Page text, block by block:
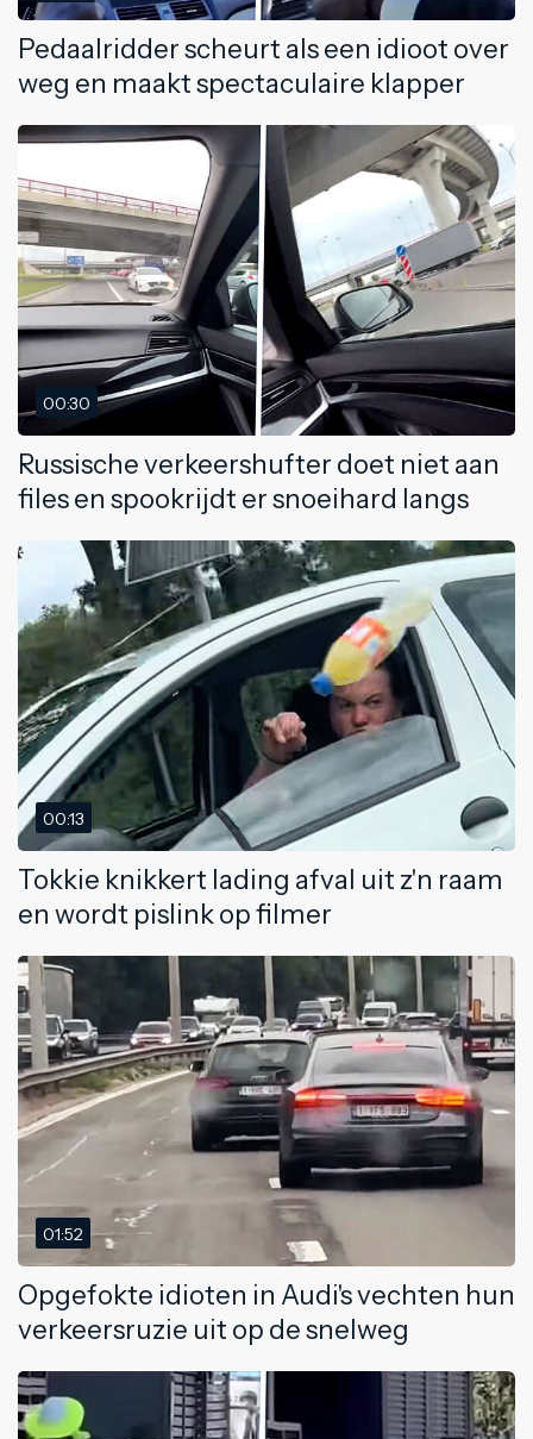
Pedaalridder scheurt als een idioot over
weg en maakt spectaculaire klapper
00:30
Russische verkeershufter doet niet aan
files en spookrijdt er snoeihard langs
00:13
Tokkie knikkert lading afval uit z'n raam
en wordt pislink op filmer
01:52
Opgefokte idioten in Audi's vechten hun
verkeersruzie uit op de snelweg